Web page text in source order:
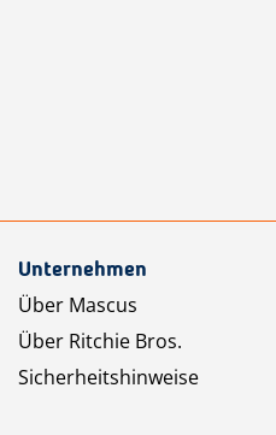
Unternehmen
Über Mascus
Über Ritchie Bros.
Sicherheitshinweise